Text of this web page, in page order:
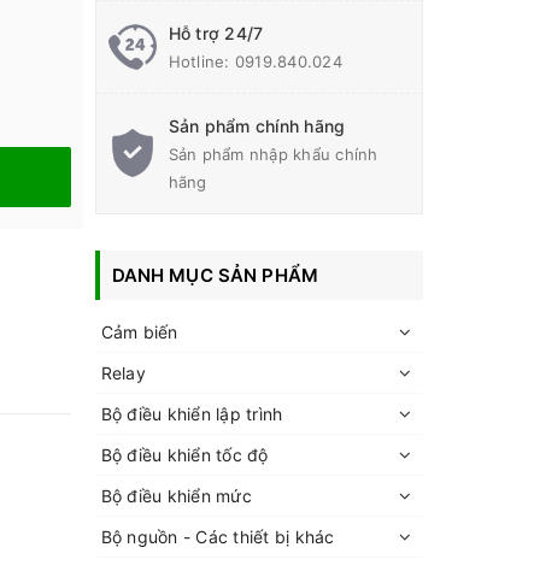
Hỗ trợ 24/7
Hotline: 0919.840.024
Sản phẩm chính hãng
Sản phẩm nhập khẩu chính
hãng
DANH MỤC SẢN PHẨM
Cảm biến
Relay
Bộ điều khiển lập trình
Bộ điều khiển tốc độ
Bộ điều khiển mức
Bộ nguồn - Các thiết bị khác